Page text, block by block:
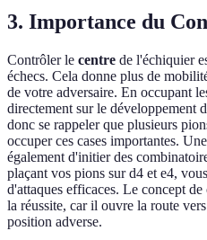
3. Importance du
Contrôler le centre de l'échiquier
échecs. Cela donne plus de
de votre adversaire. En occupant
directement sur le développement
donc se rappeler que plusieurs
occuper ces cases importantes.
également d'initier des
plaçant vos pions sur d4 et e4,
d'attaques efficaces. Le concept
la réussite, car il ouvre la route
position adverse.